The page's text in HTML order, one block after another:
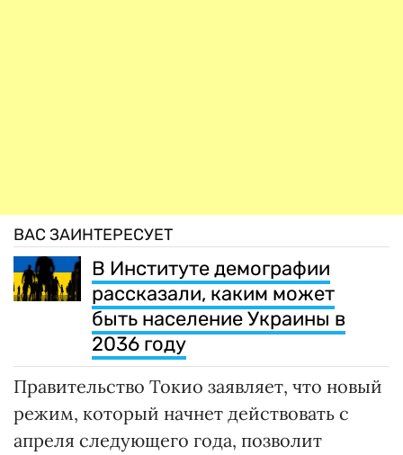
ВАС ЗАИНТЕРЕСУЕТ
В Институте демографии
рассказали, каким может
быть население Украины в
2036 году
Правительство Токио заявляет, что новый
режим, который начнет действовать с
апреля следующего года, позволит